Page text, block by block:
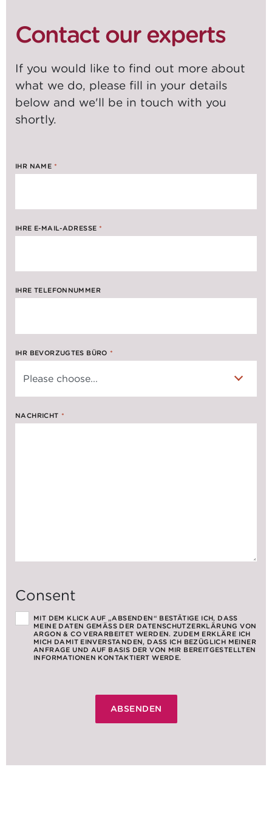
Contact our experts
If you would like to find out more about
what we do, please fill in your details
below and we'll be in touch with you
shortly.
IHR NAME *
IHRE E-MAIL-ADRESSE *
IHRE TELEFONNUMMER
IHR BEVORZUGTES BÜRO *
NACHRICHT *
Consent
MIT DEM KLICK AUF „ABSENDEN“ BESTÄTIGE ICH, DASS
MEINE DATEN GEMÄSS DER DATENSCHUTZERKLÄRUNG VON A
RGON & CO VERARBEITET WERDEN. ZUDEM ERKLÄRE ICH M
ICH DAMIT EINVERSTANDEN, DASS ICH BEZÜGLICH MEINER A
NFRAGE UND AUF BASIS DER VON MIR BEREITGESTELLTEN I
NFORMATIONEN KONTAKTIERT WERDE.